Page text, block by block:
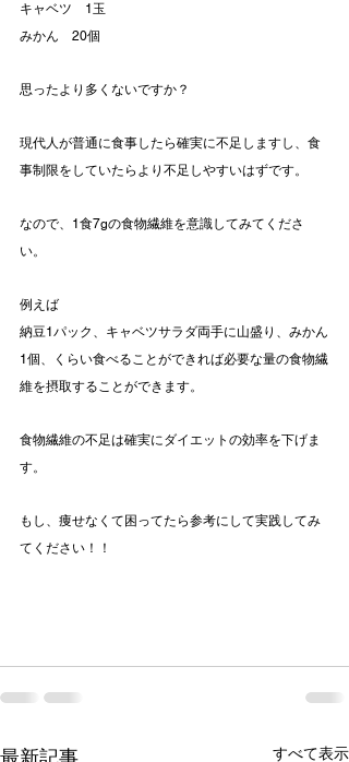
キャベツ　1玉
みかん　20個
思ったより多くないですか？
現代人が普通に食事したら確実に不足しますし、食
事制限をしていたらより不足しやすいはずです。
なので、1食7gの食物繊維を意識してみてくださ
い。
例えば
納豆1パック、キャベツサラダ両手に山盛り、みかん
1個、くらい食べることができれば必要な量の食物繊
維を摂取することができます。
食物繊維の不足は確実にダイエットの効率を下げま
す。
もし、痩せなくて困ってたら参考にして実践してみ
てください！！
最新記事 すべて表示